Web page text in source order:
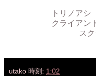
トリノアシ
クライア
ス
utako 時刻: 1:02